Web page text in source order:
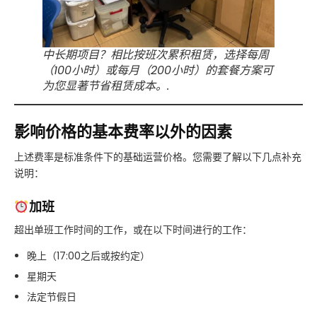
中长期项目？相比按班次累积租赁，选择每周
（100小时）或每月（200小时）的套餐方案可
为您显著节省租赁成本。.
影响价格的基本费率以外的因素
上述费率是标准条件下的基础运营价格。您需要了解以下几点补充
说明：
加班
超出单班工作时间的工作，或在以下时间进行的工作：
晚上（17:00之后或按约定）
星期天
法定节假日